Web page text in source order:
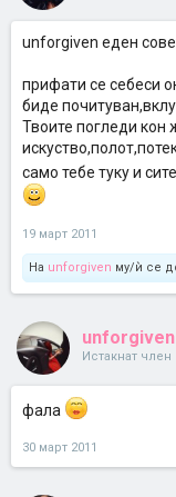
unforgiven еден
прифати се себеси
биде
Твоите погледи кон
само тебе туку и
19 март 2011
На unforgiven му/ѝ се
unforgiven
Истакнат член
фала
30 март 2011